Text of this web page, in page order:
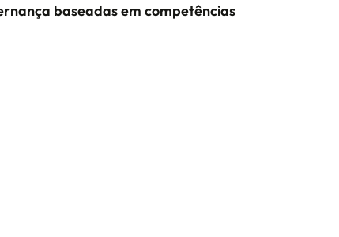
baseadas em competências